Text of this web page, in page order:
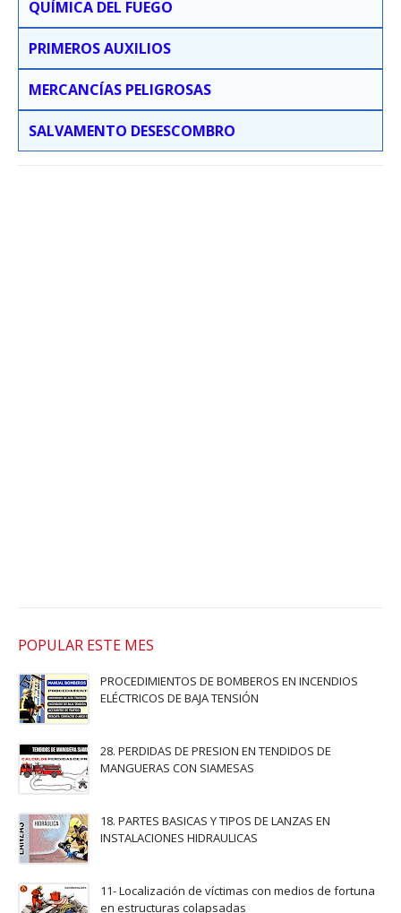
QUÍMICA DEL FUEGO
PRIMEROS AUXILIOS
MERCANCÍAS PELIGROSAS
SALVAMENTO DESESCOMBRO
POPULAR ESTE MES
PROCEDIMIENTOS DE BOMBEROS EN INCENDIOS
ELÉCTRICOS DE BAJA TENSIÓN
28. PERDIDAS DE PRESION EN TENDIDOS DE
MANGUERAS CON SIAMESAS
18. PARTES BASICAS Y TIPOS DE LANZAS EN
INSTALACIONES HIDRAULICAS
11- Localización de víctimas con medios de fortuna
en estructuras colapsadas